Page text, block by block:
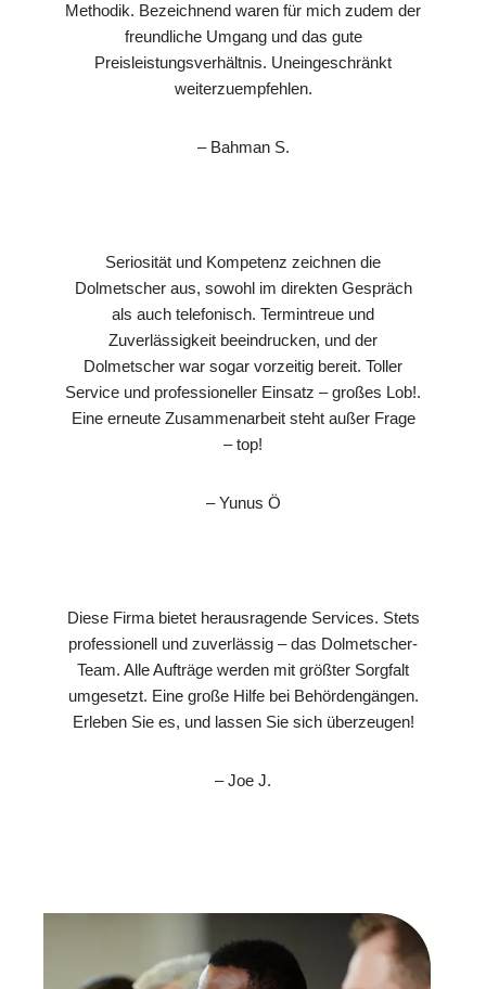
Methodik. Bezeichnend waren für mich zudem der
freundliche Umgang und das gute
Preisleistungsverhältnis. Uneingeschränkt
weiterzuempfehlen.
– Bahman S.
Seriosität und Kompetenz zeichnen die
Dolmetscher aus, sowohl im direkten Gespräch
als auch telefonisch. Termintreue und
Zuverlässigkeit beeindrucken, und der
Dolmetscher war sogar vorzeitig bereit. Toller
Service und professioneller Einsatz – großes Lob!.
Eine erneute Zusammenarbeit steht außer Frage
– top!
– Yunus Ö
Diese Firma bietet herausragende Services. Stets
professionell und zuverlässig – das Dolmetscher-
Team. Alle Aufträge werden mit größter Sorgfalt
umgesetzt. Eine große Hilfe bei Behördengängen.
Erleben Sie es, und lassen Sie sich überzeugen!
– Joe J.